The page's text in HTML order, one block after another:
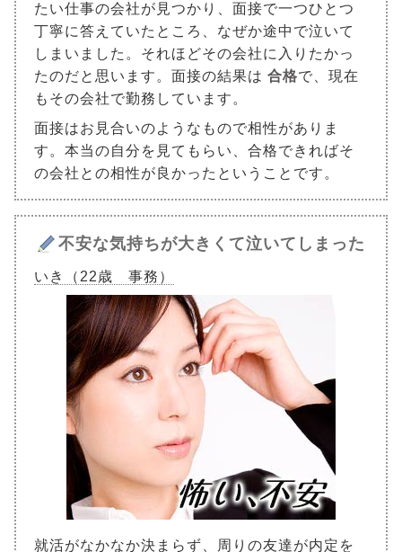
たい仕事の会社が見つかり、面接で一つひとつ
丁寧に答えていたところ、なぜか途中で泣いて
しまいました。それほどその会社に入りたかっ
たのだと思います。面接の結果は 合格で、現在
もその会社で勤務しています。
面接はお見合いのようなもので相性がありま
す。本当の自分を見てもらい、合格できればそ
の会社との相性が良かったということです。
不安な気持ちが大きくて泣いてしまった
いき（22歳 事務）
就活がなかなか決まらず、周りの友達が内定を